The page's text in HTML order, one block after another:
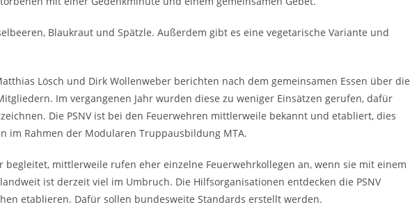
Blaukraut und Spätzle. Außerdem gibt es eine vegetarische Variante und
Lösch und Dirk Wollenweber berichten nach dem gemeinsamen Essen über die
Im vergangenen Jahr wurden diese zu weniger Einsätzen gerufen, dafür
Die PSNV ist bei den Feuerwehren mittlerweile bekannt und etabliert, dies
im Rahmen der Modularen Truppausbildung MTA.
begleitet, mittlerweile rufen eher einzelne Feuerwehrkollegen an, wenn sie mit einem
ist derzeit viel im Umbruch. Die Hilfsorganisationen entdecken die PSNV
etablieren. Dafür sollen bundesweite Standards erstellt werden.